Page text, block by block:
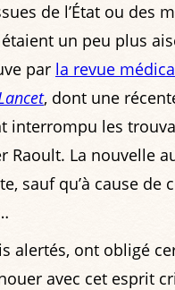
de l’État ou des
un peu plus
par la revue
, dont une
interrompu les
Raoult. La nouvelle
sauf qu’à cause de
alertés, ont obligé
avec cet esprit